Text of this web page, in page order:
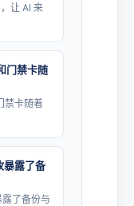
让 AI 来
门禁卡随
禁卡随着
暴露了备
了备份与